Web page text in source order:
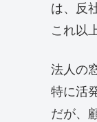
は、反
これ以
法人の
特に活
だが、